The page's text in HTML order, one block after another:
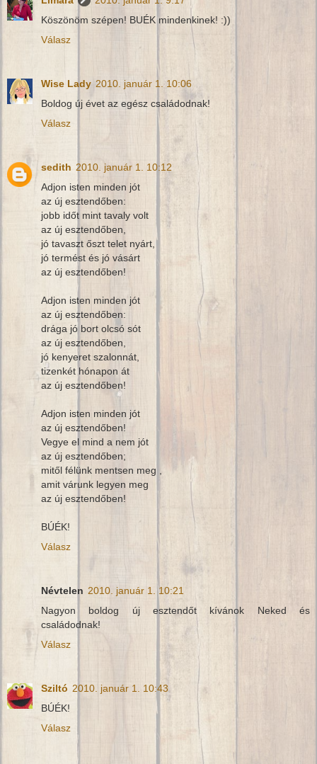
Köszönöm szépen! BUÉK mindenkinek! :))
Válasz
Wise Lady 2010. január 1. 10:06
Boldog új évet az egész családodnak!
Válasz
sedith 2010. január 1. 10:12
Adjon isten minden jót
az új esztendőben:
jobb időt mint tavaly volt
az új esztendőben,
jó tavaszt őszt telet nyárt,
jó termést és jó vásárt
az új esztendőben!
Adjon isten minden jót
az új esztendőben:
drága jó bort olcsó sót
az új esztendőben,
jó kenyeret szalonnát,
tizenkét hónapon át
az új esztendőben!
Adjon isten minden jót
az új esztendőben!
Vegye el mind a nem jót
az új esztendőben;
mitől félünk mentsen meg ,
amit várunk legyen meg
az új esztendőben!
BÚÉK!
Válasz
Névtelen 2010. január 1. 10:21
Nagyon boldog új esztendőt kívánok Neked és
családodnak!
Válasz
Sziltó 2010. január 1. 10:43
BÚÉK!
Válasz